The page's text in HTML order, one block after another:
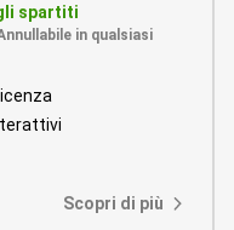
spartiti
in qualsiasi
Scopri di più